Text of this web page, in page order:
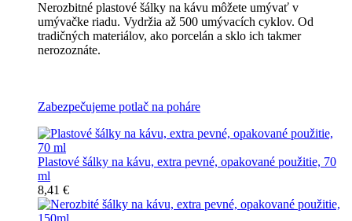
Nerozbitné plastové šálky na kávu môžete umývať v
umývačke riadu. Vydržia až 500 umývacích cyklov. Od
tradičných materiálov, ako porcelán a sklo ich takmer
nerozoznáte.
Zabezpečujeme potlač na poháre
Plastové šálky na kávu, extra pevné, opakované použitie, 70
ml
8,41 €